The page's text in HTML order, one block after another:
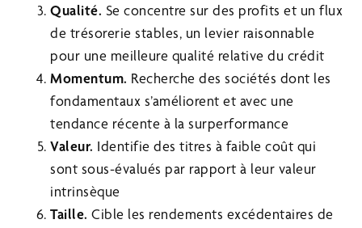
Qualité. Se concentre sur des profits et un flux
de trésorerie stables, un levier raisonnable
pour une meilleure qualité relative du crédit
Momentum. Recherche des sociétés dont les
fondamentaux s’améliorent et avec une
tendance récente à la surperformance
Valeur. Identifie des titres à faible coût qui
sont sous-évalués par rapport à leur valeur
intrinsèque
Taille.Cible les rendements excédentaires de